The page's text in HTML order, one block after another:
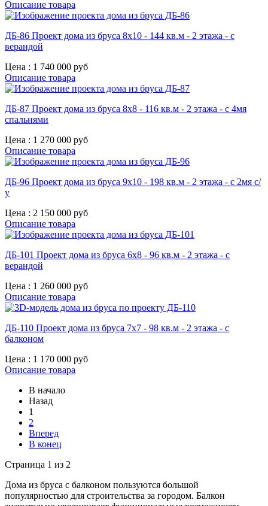
Описание товара
ДБ-86 Проект дома из бруса 8х10 - 144 кв.м - 2 этажа - с
верандой
Цена : 1 740 000 руб
Описание товара
ДБ-87 Проект дома из бруса 8х8 - 116 кв.м - 2 этажа - с 4мя
спальнями
Цена : 1 270 000 руб
Описание товара
ДБ-96 Проект дома из бруса 9х10 - 198 кв.м - 2 этажа - с 2мя с/
у
Цена : 2 150 000 руб
Описание товара
ДБ-101 Проект дома из бруса 6х8 - 96 кв.м - 2 этажа - с
верандой
Цена : 1 260 000 руб
Описание товара
ДБ-110 Проект дома из бруса 7x7 - 98 кв.м - 2 этажа - с
балконом
Цена : 1 170 000 руб
Описание товара
В начало
Назад
1
2
Вперед
В конец
Страница 1 из 2
Дома из бруса с балконом пользуются большой
популярностью для строительства за городом. Балкон